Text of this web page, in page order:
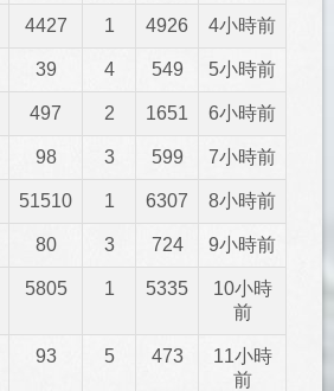
4427 1 4926 4小時前
39 4 549 5小時前
497 2 1651 6小時前
98 3 599 7小時前
51510 1 6307 8小時前
80 3 724 9小時前
5805 1 5335
10小時
前
93 5 473
11小時
前